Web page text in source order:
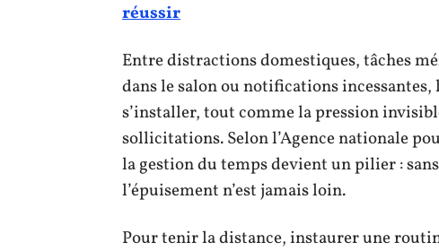
réussir
Entre distractions domestiques, tâches
dans le salon ou notifications
s’installer, tout comme la pression
sollicitations. Selon l’Agence nationale
la gestion du temps devient un pilier :
l’épuisement n’est jamais loin.
Pour tenir la distance, instaurer une